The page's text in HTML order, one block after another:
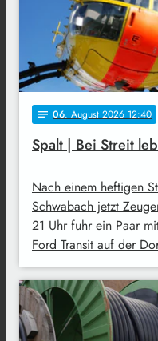
notes 06. August 2026 12:40
Spalt | Bei Streit
Nach einem heftigen
Schwabach jetzt
21 Uhr fuhr ein Paar
Ford Transit auf der